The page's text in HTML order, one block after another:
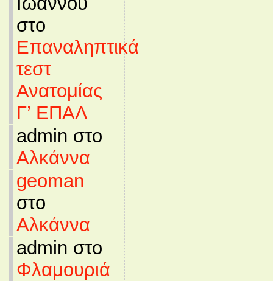
στο
Επαναληπτικά
τεστ
Ανατομίας
Γ’ ΕΠΑΛ
admin στο
Αλκάννα
geoman
στο
Αλκάννα
admin στο
Φλαμουριά